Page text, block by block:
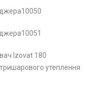
10050
10051
Izovat 180
утеплення